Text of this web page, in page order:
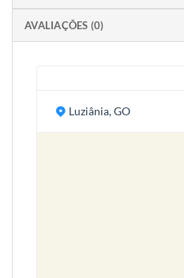
AVALIAÇÕES (0)
Luziânia, GO